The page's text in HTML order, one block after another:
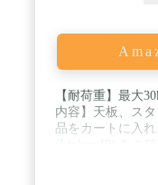
【耐荷重】最大
内容】天板、ス
品をカートに入
久性に優れた
用しています。